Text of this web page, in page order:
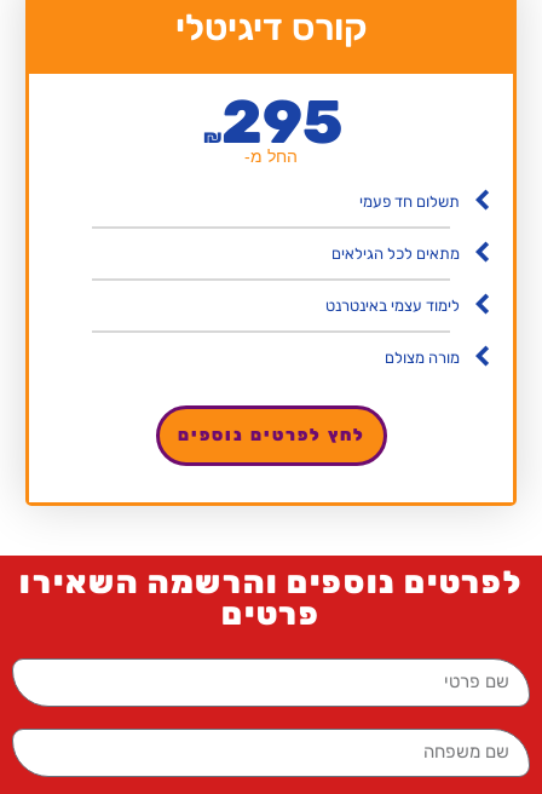
קורס דיגיטלי
₪295
החל מ-
תשלום חד פעמי
מתאים לכל הגילאים
לימוד עצמי באינטרנט
מורה מצולם
לחץ לפרטים נוספים
לפרטים נוספים והרשמה השאירו
פרטים